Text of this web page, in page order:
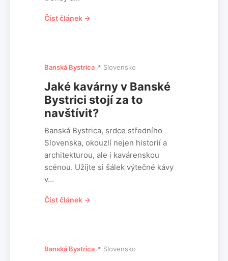
Číst článek →
Banská Bystrica📍 Slovensko
Jaké kavárny v Banské
Bystrici stojí za to
navštívit?
Banská Bystrica, srdce středního
Slovenska, okouzlí nejen historií a
architekturou, ale i kavárenskou
scénou. Užijte si šálek výtečné kávy
v...
Číst článek →
Banská Bystrica📍 Slovensko